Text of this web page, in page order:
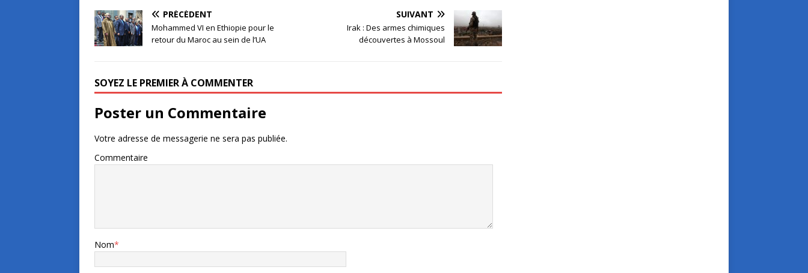
PRÉCÉDENT
Mohammed VI en Ethiopie pour le
retour du Maroc au sein de l’UA
SUIVANT
Irak : Des armes chimiques
découvertes à Mossoul
SOYEZ LE PREMIER À COMMENTER
Poster un Commentaire
Votre adresse de messagerie ne sera pas publiée.
Commentaire
Nom*